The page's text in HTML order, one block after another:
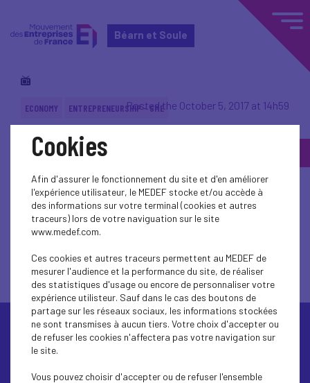
Béarn et Soule
ECONOMY ENTREPRENEURSHIP - SMEPosted the October 5, 2017 at 14h59
Back to topic
Cookies
Afin d'assurer le fonctionnement du site et d'en améliorer
l'expérience utilisateur, le MEDEF stocke et/ou accède à
des informations sur votre terminal (cookies et autres
traceurs) lors de votre naviguation sur le site
www.medef.com.
Ces cookies et autres traceurs permettent au MEDEF de
mesurer l'audience et la performance du site, de réaliser
des statistiques d'usage ou encore de personnaliser votre
expérience utilisteur. Sauf dans le cas des boutons de
partage sur les réseaux sociaux, les informations stockées
ne sont transmises à aucun tiers. Votre choix d'accepter ou
de refuser les cookies n'affectera pas votre navigation sur
le site.
Vous pouvez choisir d'accepter ou de refuser l'ensemble